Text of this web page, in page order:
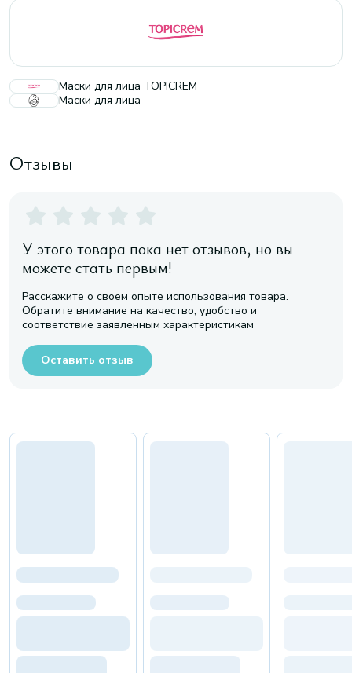
Маски для лица TOPICREM
Маски для лица
Отзывы
У этого товара пока нет отзывов, но вы
можете стать первым!
Расскажите о своем опыте использования товара.
Обратите внимание на качество, удобство и
соответствие заявленным характеристикам
Оставить отзыв